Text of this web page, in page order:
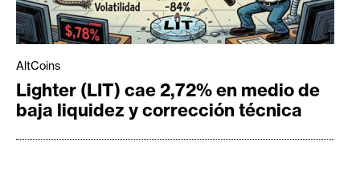
AltCoins
Lighter (LIT) cae 2,72% en medio de
baja liquidez y corrección técnica